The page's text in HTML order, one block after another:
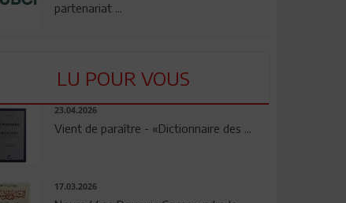
partenariat ...
LU POUR VOUS
23.04.2026
Vient de paraître - «Dictionnaire des ...
17.03.2026